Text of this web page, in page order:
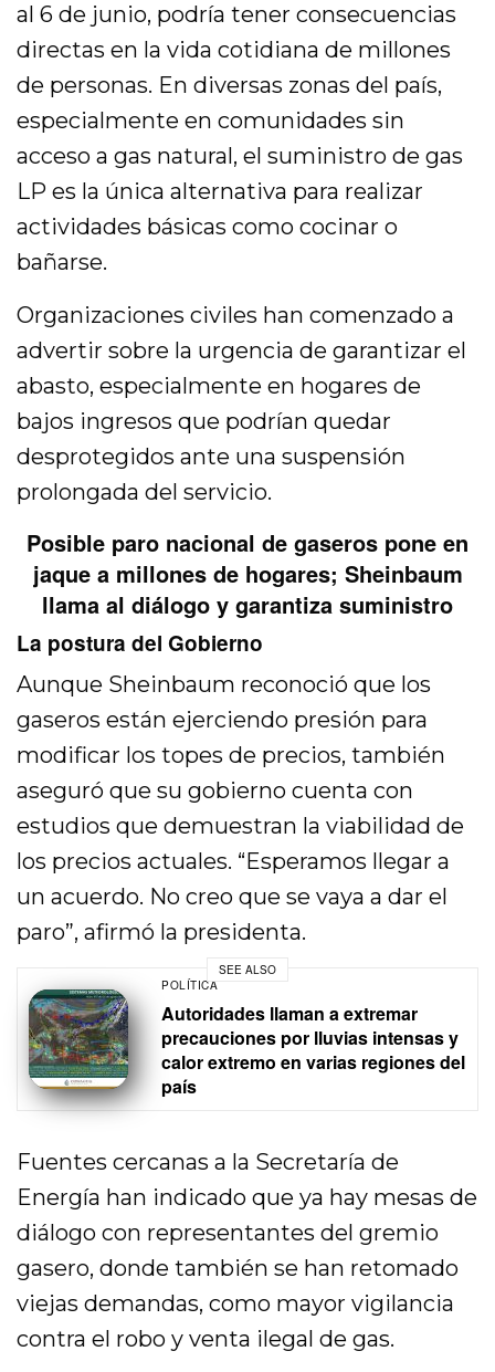
al 6 de junio, podría tener consecuencias
directas en la vida cotidiana de millones
de personas. En diversas zonas del país,
especialmente en comunidades sin
acceso a gas natural, el suministro de gas
LP es la única alternativa para realizar
actividades básicas como cocinar o
bañarse.
Organizaciones civiles han comenzado a
advertir sobre la urgencia de garantizar el
abasto, especialmente en hogares de
bajos ingresos que podrían quedar
desprotegidos ante una suspensión
prolongada del servicio.
Posible paro nacional de gaseros pone en
jaque a millones de hogares; Sheinbaum
llama al diálogo y garantiza suministro
La postura del Gobierno
Aunque Sheinbaum reconoció que los
gaseros están ejerciendo presión para
modificar los topes de precios, también
aseguró que su gobierno cuenta con
estudios que demuestran la viabilidad de
los precios actuales. “Esperamos llegar a
un acuerdo. No creo que se vaya a dar el
paro”, afirmó la presidenta.
SEE ALSO
POLÍTICA
Autoridades llaman a extremar
precauciones por lluvias intensas y
calor extremo en varias regiones del
país
Fuentes cercanas a la Secretaría de
Energía han indicado que ya hay mesas de
diálogo con representantes del gremio
gasero, donde también se han retomado
viejas demandas, como mayor vigilancia
contra el robo y venta ilegal de gas.